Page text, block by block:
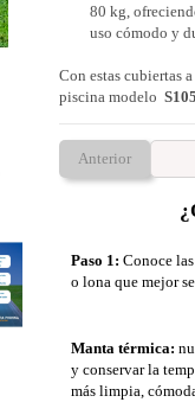
80 kg,
uso cómodo y
Con estas cubiertas
piscina modelo
Anterior
Paso 1: Conoce
o lona que mejor
Manta térmica:
y conservar la
más limpia,